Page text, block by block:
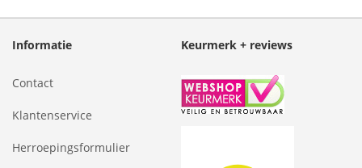
Informatie
Contact
Klantenservice
Herroepingsformulier
Keurmerk + reviews